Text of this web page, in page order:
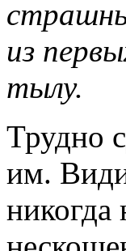
из
тылу.
Трудно
им.
никогда